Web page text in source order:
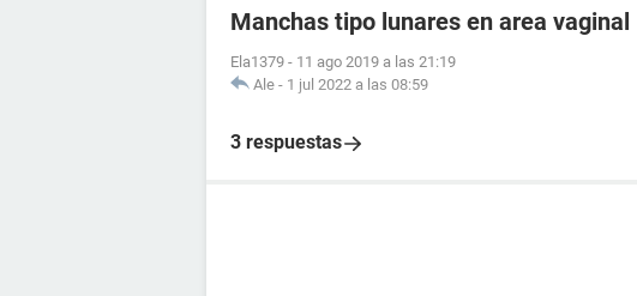
Manchas tipo lunares en area vaginal
Ela1379 - 11 ago 2019 a las 21:19
Ale - 1 jul 2022 a las 08:59
3 respuestas